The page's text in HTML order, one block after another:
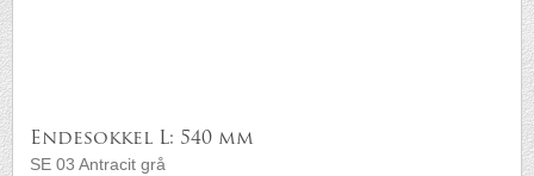
Endesokkel L: 540 mm
SE 03 Antracit grå